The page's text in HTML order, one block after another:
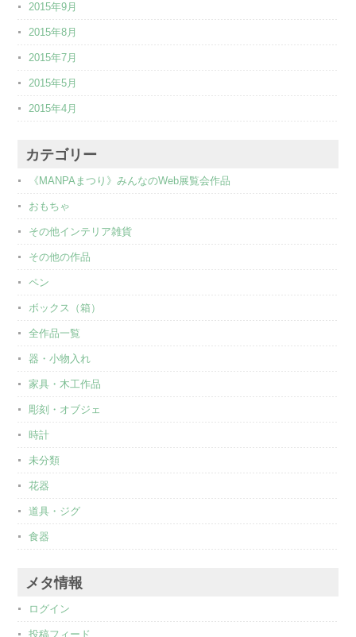
2015年9月
2015年8月
2015年7月
2015年5月
2015年4月
カテゴリー
《MANPAまつり》みんなのWeb展覧会作品
おもちゃ
その他インテリア雑貨
その他の作品
ペン
ボックス（箱）
全作品一覧
器・小物入れ
家具・木工作品
彫刻・オブジェ
時計
未分類
花器
道具・ジグ
食器
メタ情報
ログイン
投稿フィード